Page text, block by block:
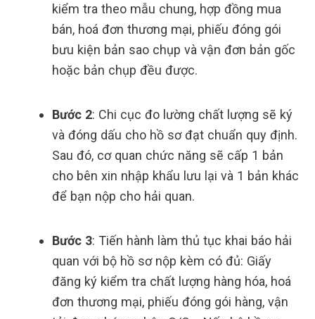
kiểm tra theo mẫu chung, hợp đồng mua
bán, hoá đơn thương mại, phiếu đóng gói
bưu kiện bản sao chụp và vận đơn bản gốc
hoặc bản chụp đều được.
Bước 2: Chi cục đo lường chất lượng sẽ ký
và đóng dấu cho hồ sơ đạt chuẩn quy định.
Sau đó, cơ quan chức năng sẽ cấp 1 bản
cho bên xin nhập khẩu lưu lại và 1 bản khác
để bạn nộp cho hải quan.
Bước 3: Tiến hành làm thủ tục khai báo hải
quan với bộ hồ sơ nộp kèm có đủ: Giấy
đăng ký kiểm tra chất lượng hàng hóa, hoá
đơn thương mại, phiếu đóng gói hàng, vận